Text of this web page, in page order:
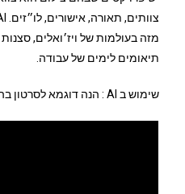
מזה בעולמות של ויז׳ואלים,
תיאומים לימים של עבודה.
שימוש ב AI : הנה דוגמא לסרטון בהפקת וידאו הד